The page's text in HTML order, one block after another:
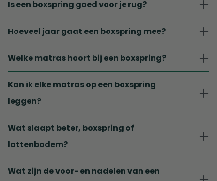
Is een boxspring goed voor je rug?
Hoeveel jaar gaat een boxspring mee?
Welke matras hoort bij een boxspring?
Kan ik elke matras op een boxspring
leggen?
Wat slaapt beter, boxspring of
lattenbodem?
Wat zijn de voor- en nadelen van een